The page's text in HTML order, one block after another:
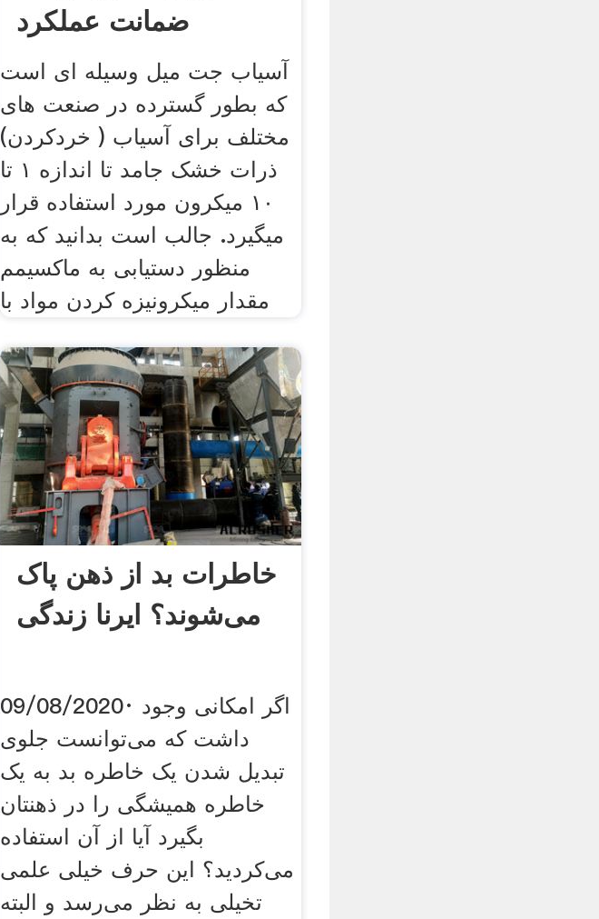
ضمانت عملکرد
آسیاب جت میل وسیله ای است
که بطور گسترده در صنعت های
مختلف برای آسیاب ( خردکردن)
ذرات خشک جامد تا اندازه ۱ تا
۱۰ میکرون مورد استفاده قرار
میگیرد. جالب است بدانید که به
منظور دستیابی به ماکسیمم
مقدار میکرونیزه کردن مواد با
خاطرات بد از ذهن پاک
می‌شوند؟ ایرنا زندگی
09/08/2020· اگر امکانی وجود
داشت که می‌توانست جلوی
تبدیل شدن یک خاطره بد به یک
خاطره همیشگی را در ذهنتان
بگیرد آیا از آن استفاده
می‌کردید؟ این حرف خیلی علمی‌
تخیلی به نظر می‌رسد و البته